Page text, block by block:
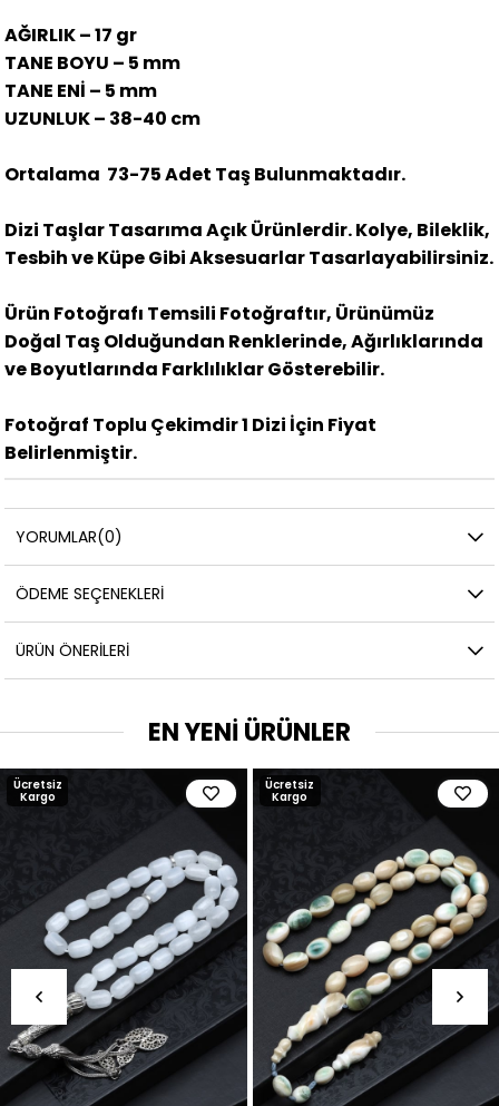
AĞIRLIK – 17 gr
TANE BOYU – 5 mm
TANE ENİ – 5 mm
UZUNLUK – 38-40 cm
Ortalama 73-75 Adet Taş Bulunmaktadır.
Dizi Taşlar Tasarıma Açık Ürünlerdir. Kolye, Bileklik,
Tesbih ve Küpe Gibi Aksesuarlar Tasarlayabilirsiniz.
Ürün Fotoğrafı Temsili Fotoğraftır, Ürünümüz
Doğal Taş Olduğundan Renklerinde, Ağırlıklarında
ve Boyutlarında Farklılıklar Gösterebilir.
Fotoğraf Toplu Çekimdir 1 Dizi İçin Fiyat
Belirlenmiştir.
YORUMLAR(0)
ÖDEME SEÇENEKLERI
ÜRÜN ÖNERILERI
EN YENİ ÜRÜNLER
Ücretsiz
Kargo
Ücretsiz
Kargo